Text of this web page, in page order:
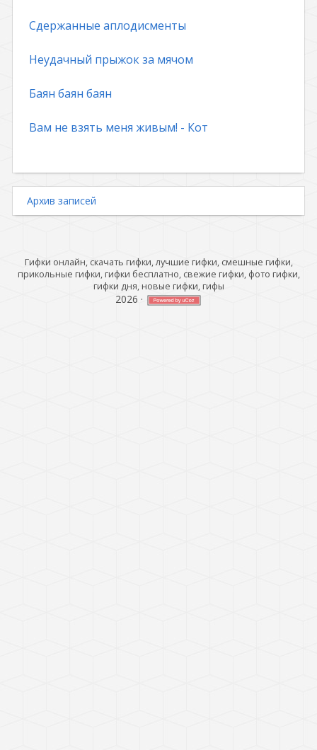
Сдержанные аплодисменты
Неудачный прыжок за мячом
Баян баян баян
Вам не взять меня живым! - Кот
Архив записей
Гифки онлайн, скачать гифки, лучшие гифки, смешные гифки,
прикольные гифки, гифки бесплатно, свежие гифки, фото гифки,
гифки дня, новые гифки, гифы
2026 ·